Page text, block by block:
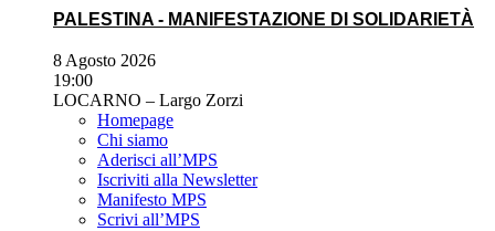
PALESTINA - MANIFESTAZIONE DI SOLIDARIETÀ
8 Agosto 2026
19:00
LOCARNO – Largo Zorzi
Homepage
Chi siamo
Aderisci all’MPS
Iscriviti alla Newsletter
Manifesto MPS
Scrivi all’MPS